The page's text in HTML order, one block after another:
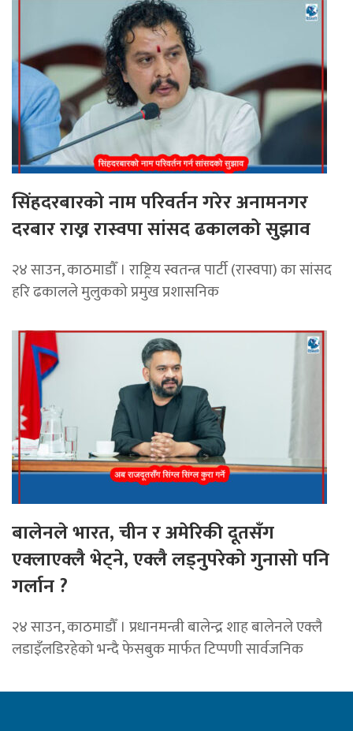
सिंहदरबारको नाम परिवर्तन गरेर अनामनगर
दरबार राख्न रास्वपा सांसद ढकालको सुझाव
२४ साउन, काठमाडाैँ । राष्ट्रिय स्वतन्त्र पार्टी (रास्वपा) का सांसद
हरि ढकालले मुलुकको प्रमुख प्रशासनिक
बालेनले भारत, चीन र अमेरिकी दूतसँग
एक्लाएक्लै भेट्ने, एक्लै लड्नुपरेको गुनासो पनि
गर्लान ?
२४ साउन, काठमाडौँ । प्रधानमन्त्री बालेन्द्र शाह बालेनले एक्लै
लडाइँलडिरहेको भन्दै फेसबुक मार्फत टिप्पणी सार्वजनिक